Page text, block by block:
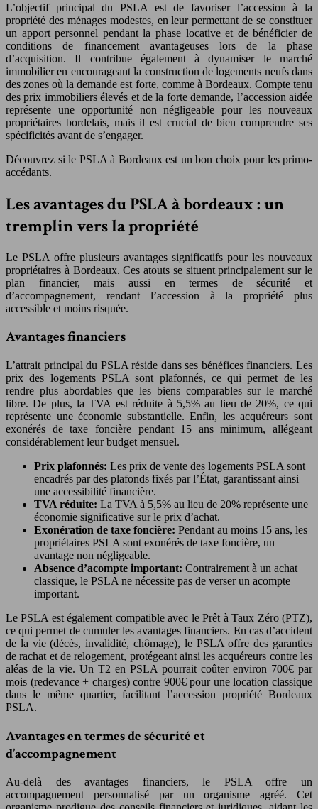
L’objectif principal du PSLA est de favoriser l’accession à la
propriété des ménages modestes, en leur permettant de se constituer
un apport personnel pendant la phase locative et de bénéficier de
conditions de financement avantageuses lors de la phase
d’acquisition. Il contribue également à dynamiser le marché
immobilier en encourageant la construction de logements neufs dans
des zones où la demande est forte, comme à Bordeaux. Compte tenu
des prix immobiliers élevés et de la forte demande, l’accession aidée
représente une opportunité non négligeable pour les nouveaux
propriétaires bordelais, mais il est crucial de bien comprendre ses
spécificités avant de s’engager.
Découvrez si le PSLA à Bordeaux est un bon choix pour les primo-
accédants.
Les avantages du PSLA à bordeaux : un
tremplin vers la propriété
Le PSLA offre plusieurs avantages significatifs pour les nouveaux
propriétaires à Bordeaux. Ces atouts se situent principalement sur le
plan financier, mais aussi en termes de sécurité et
d’accompagnement, rendant l’accession à la propriété plus
accessible et moins risquée.
Avantages financiers
L’attrait principal du PSLA réside dans ses bénéfices financiers. Les
prix des logements PSLA sont plafonnés, ce qui permet de les
rendre plus abordables que les biens comparables sur le marché
libre. De plus, la TVA est réduite à 5,5% au lieu de 20%, ce qui
représente une économie substantielle. Enfin, les acquéreurs sont
exonérés de taxe foncière pendant 15 ans minimum, allégeant
considérablement leur budget mensuel.
Prix plafonnés: Les prix de vente des logements PSLA sont
encadrés par des plafonds fixés par l’État, garantissant ainsi
une accessibilité financière.
TVA réduite: La TVA à 5,5% au lieu de 20% représente une
économie significative sur le prix d’achat.
Exonération de taxe foncière: Pendant au moins 15 ans, les
propriétaires PSLA sont exonérés de taxe foncière, un
avantage non négligeable.
Absence d’acompte important: Contrairement à un achat
classique, le PSLA ne nécessite pas de verser un acompte
important.
Le PSLA est également compatible avec le Prêt à Taux Zéro (PTZ),
ce qui permet de cumuler les avantages financiers. En cas d’accident
de la vie (décès, invalidité, chômage), le PSLA offre des garanties
de rachat et de relogement, protégeant ainsi les acquéreurs contre les
aléas de la vie. Un T2 en PSLA pourrait coûter environ 700€ par
mois (redevance + charges) contre 900€ pour une location classique
dans le même quartier, facilitant l’accession propriété Bordeaux
PSLA.
Avantages en termes de sécurité et
d’accompagnement
Au-delà des avantages financiers, le PSLA offre un
accompagnement personnalisé par un organisme agréé. Cet